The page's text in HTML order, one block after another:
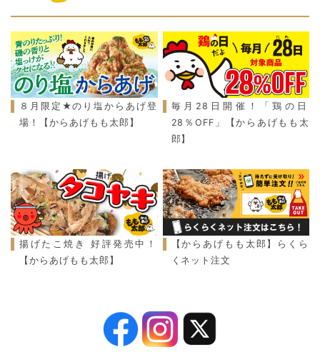
８月限定★のり塩からあげ登
場！【からあげもも太郎】
毎月28日開催！「鶏の日
28％OFF」【からあげもも太
郎】
揚げたこ焼き 好評発売中！
【からあげもも太郎】
【からあげもも太郎】らくら
くネット注文